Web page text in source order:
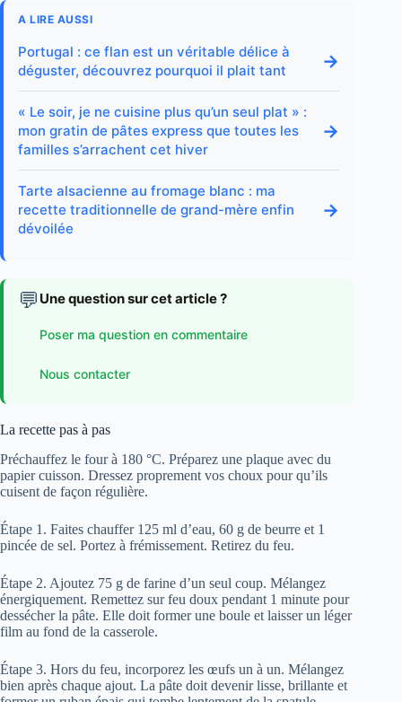
A LIRE AUSSI
Portugal : ce flan est un véritable délice à
déguster, découvrez pourquoi il plait tant
→
« Le soir, je ne cuisine plus qu’un seul plat » :
mon gratin de pâtes express que toutes les
familles s’arrachent cet hiver
→
Tarte alsacienne au fromage blanc : ma
recette traditionnelle de grand-mère enfin
dévoilée
→
💬 Une question sur cet article ?
Poser ma question en commentaire
Nous contacter
La recette pas à pas
Préchauffez le four à 180 °C. Préparez une plaque avec du
papier cuisson. Dressez proprement vos choux pour qu’ils
cuisent de façon régulière.
Étape 1. Faites chauffer 125 ml d’eau, 60 g de beurre et 1
pincée de sel. Portez à frémissement. Retirez du feu.
Étape 2. Ajoutez 75 g de farine d’un seul coup. Mélangez
énergiquement. Remettez sur feu doux pendant 1 minute pour
dessécher la pâte. Elle doit former une boule et laisser un léger
film au fond de la casserole.
Étape 3. Hors du feu, incorporez les œufs un à un. Mélangez
bien après chaque ajout. La pâte doit devenir lisse, brillante et